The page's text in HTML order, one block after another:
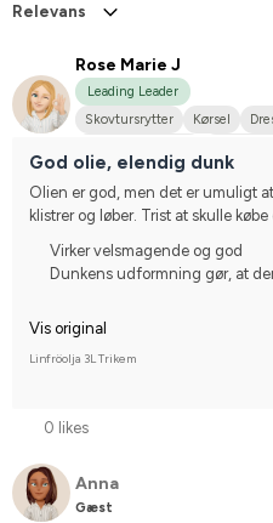
Relevans
Rose Marie J
Leading Leader
Skovtursrytter
Kørsel
God olie, elendig dunk
Olien er god, men det er umuligt
klistrer og løber. Trist at skulle
Virker velsmagende og god
Dunkens udformning gør, at
Vis original
Linfröolja 3L Trikem
0 likes
Anna
Gæst